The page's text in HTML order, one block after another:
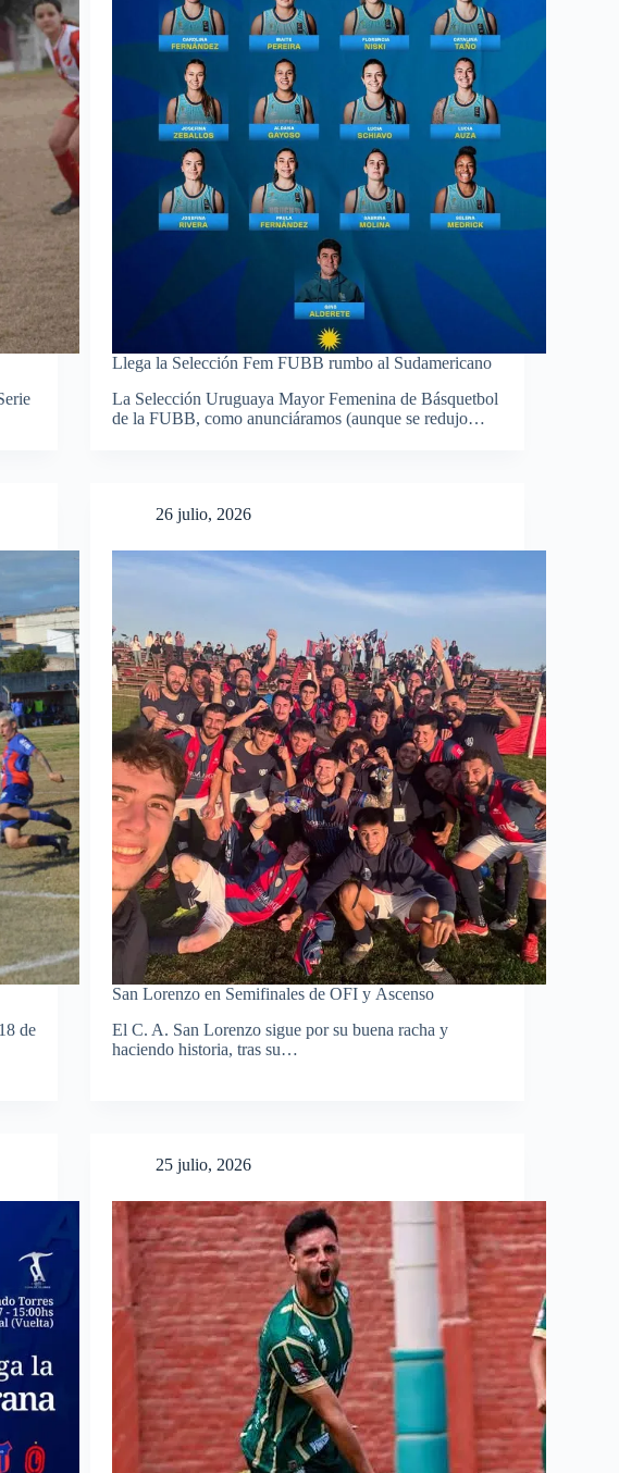
Llega la Selección Fem FUBB rumbo al Sudamericano
La Selección Uruguaya Mayor Femenina de Básquetbol
de la FUBB, como anunciáramos (aunque se redujo…
de
26 julio, 2026
San Lorenzo en Semifinales de OFI y Ascenso
El C. A. San Lorenzo sigue por su buena racha y
haciendo historia, tras su…
25 julio, 2026